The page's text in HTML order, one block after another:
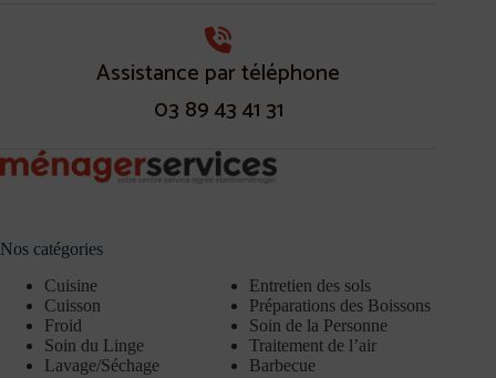
Assistance par téléphone
03 89 43 41 31
Nos catégories
Cuisine
Cuisson
Froid
Soin du Linge
Lavage/Séchage
Entretien des sols
Préparations des Boissons
Soin de la Personne
Traitement de l’air
Barbecue